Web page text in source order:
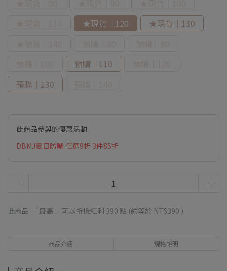
★現貨｜120
★現貨｜130
預購｜110
預購｜130
此商品參與的優惠活動
DBMJ夏日防曬 任選9折 3件85折
此商品 「 最高 」可以折抵紅利 390 點 (約等於 NT$390 )
商品介紹 規格說明